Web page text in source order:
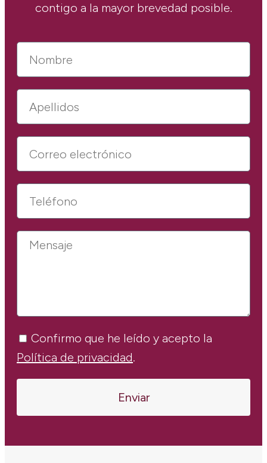
contigo a la mayor brevedad posible.
Confirmo que he leído y acepto la
Política de privacidad.
Enviar